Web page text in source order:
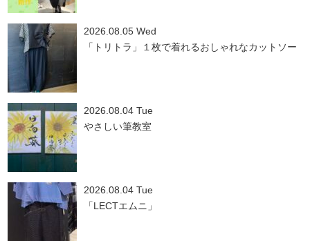
2026.08.05 Wed
「トリトラ」１枚で着れるおしゃれなカットソー
2026.08.04 Tue
やさしい筆教室
2026.08.04 Tue
「LECTエムニ」